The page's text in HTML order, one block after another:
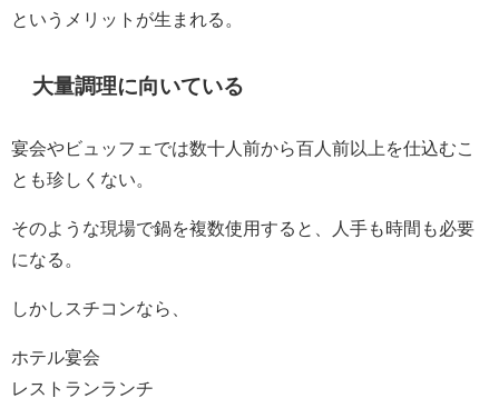
というメリットが生まれる。
大量調理に向いている
宴会やビュッフェでは数十人前から百人前以上を仕込むこ
とも珍しくない。
そのような現場で鍋を複数使用すると、人手も時間も必要
になる。
しかしスチコンなら、
ホテル宴会
レストランランチ